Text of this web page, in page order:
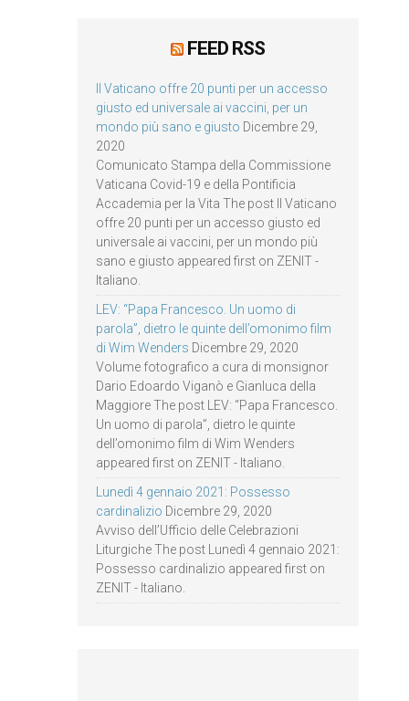
FEED RSS
Il Vaticano offre 20 punti per un accesso
giusto ed universale ai vaccini, per un
mondo più sano e giusto Dicembre 29,
2020
Comunicato Stampa della Commissione
Vaticana Covid-19 e della Pontificia
Accademia per la Vita The post Il Vaticano
offre 20 punti per un accesso giusto ed
universale ai vaccini, per un mondo più
sano e giusto appeared first on ZENIT -
Italiano.
LEV: “Papa Francesco. Un uomo di
parola”, dietro le quinte dell’omonimo film
di Wim Wenders Dicembre 29, 2020
Volume fotografico a cura di monsignor
Dario Edoardo Viganò e Gianluca della
Maggiore The post LEV: “Papa Francesco.
Un uomo di parola”, dietro le quinte
dell’omonimo film di Wim Wenders
appeared first on ZENIT - Italiano.
Lunedì 4 gennaio 2021: Possesso
cardinalizio Dicembre 29, 2020
Avviso dell’Ufficio delle Celebrazioni
Liturgiche The post Lunedì 4 gennaio 2021:
Possesso cardinalizio appeared first on
ZENIT - Italiano.